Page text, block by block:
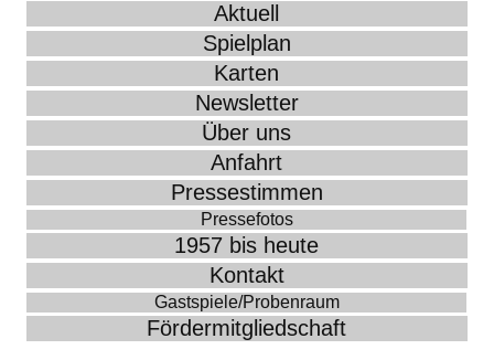
Aktuell
Spielplan
Karten
Newsletter
Über uns
Anfahrt
Pressestimmen
Pressefotos
1957 bis heute
Kontakt
Gastspiele/Probenraum
Fördermitgliedschaft